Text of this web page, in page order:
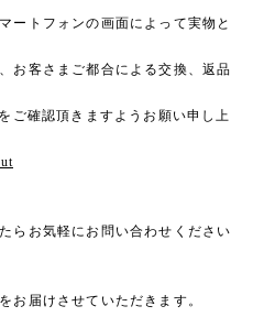
ートフォンの画面によって実物と
お客さまご都合による交換、返品
ご確認頂きますようお願い申し上
らお気軽にお問い合わせください
お届けさせていただきます。